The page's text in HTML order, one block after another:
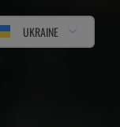
UKRAINE